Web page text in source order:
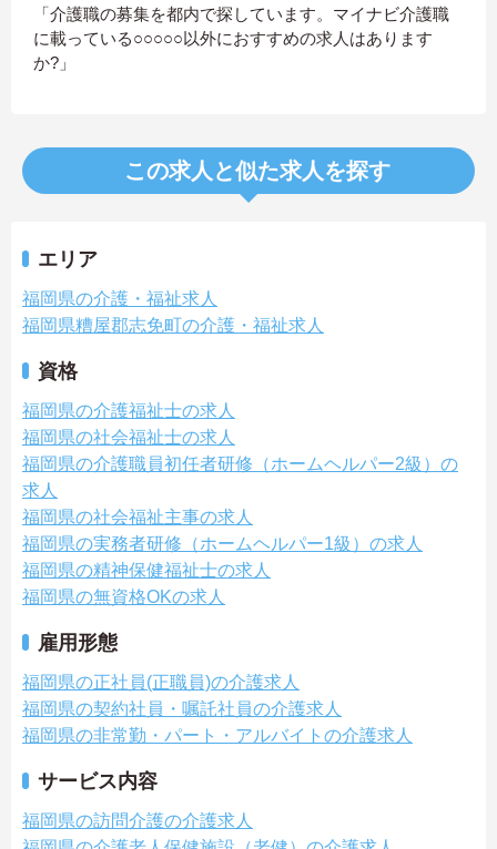
「介護職の募集を都内で探しています。マイナビ介護職
に載っている○○○○○以外におすすめの求人はあります
か?」
この求人と似た求人を探す
エリア
福岡県の介護・福祉求人
福岡県糟屋郡志免町の介護・福祉求人
資格
福岡県の介護福祉士の求人
福岡県の社会福祉士の求人
福岡県の介護職員初任者研修（ホームヘルパー2級）の
求人
福岡県の社会福祉主事の求人
福岡県の実務者研修（ホームヘルパー1級）の求人
福岡県の精神保健福祉士の求人
福岡県の無資格OKの求人
雇用形態
福岡県の正社員(正職員)の介護求人
福岡県の契約社員・嘱託社員の介護求人
福岡県の非常勤・パート・アルバイトの介護求人
サービス内容
福岡県の訪問介護の介護求人